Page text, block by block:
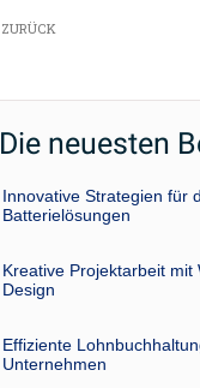
Zurück
ZURÜCK
Die neuesten
Innovative Strategien für
Batterielösungen
Kreative Projektarbeit
Design
Effiziente
Unternehmen